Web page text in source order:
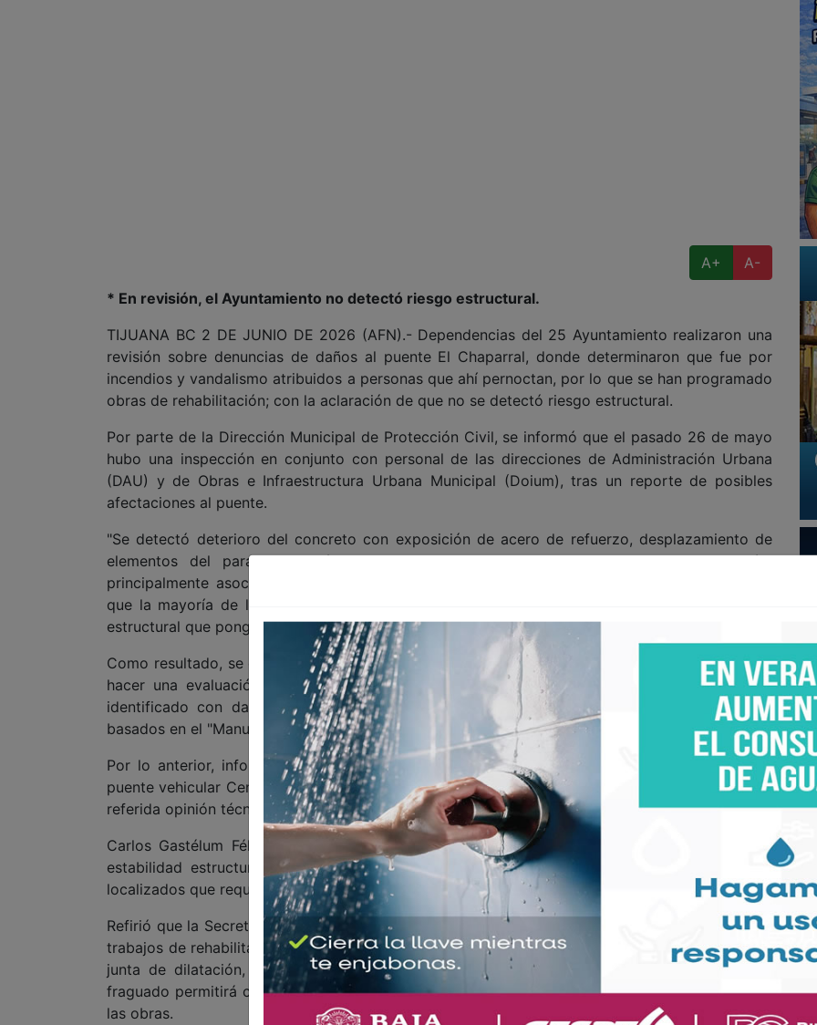
A+
A-
* En revisión, el Ayuntamiento no detectó riesgo estructural.
TIJUANA BC 2 DE JUNIO DE 2026 (AFN).- Dependencias del 25 Ayuntamiento realizaron una
revisión sobre denuncias de daños al puente El Chaparral, donde determinaron que fue por
incendios y vandalismo atribuidos a personas que ahí pernoctan, por lo que se han programado
obras de rehabilitación; con la aclaración de que no se detectó riesgo estructural.
Por parte de la Dirección Municipal de Protección Civil, se informó que el pasado 26 de mayo
hubo una inspección en conjunto con personal de las direcciones de Administración Urbana
(DAU) y de Obras e Infraestructura Urbana Municipal (Doium), tras un reporte de posibles
afectaciones al puente.
"Se detectó deterioro del concreto con exposición de acero de refuerzo, desplazamiento de
elementos del parapeto metálico y daños en componentes de la junta de dilatación,
principalmente asociados a incendios previos y vandalismo", se indicó, aunque determinaron
que la mayoría de las trabes siguen en su posición original "y que no existe una afectación
estructural que ponga en riesgo a la población".
Como resultado, se dio a conocer, Protección Civil emitió una opinión técnica y recomendaron
hacer una evaluación especializada, dar mantenimiento a la junta de dilatación y al apoyo
identificado con daños, y tomar medidas para evitar el acceso de indigentes en la zona,
basados en el "Manual para Conservación de Puentes y Estructuras Similares 2018".
Por lo anterior, informó el gobierno municipal, se realizarán acciones de rehabilitación en el
puente vehicular Centro Histórico–Puerta México conocido como "El Chaparral", derivado de la
referida opinión técnica de Protección Civil.
Carlos Gastélum Félix, titular de la Doium, reiteró que las afectaciones no comprometen la
estabilidad estructural del puente ni representan un riesgo para la gente, pues son daños
localizados que requieren mantenimiento correctivo y preventivo.
Refirió que la Secretaría de Desarrollo Territorial y Urbano (SDTU), a través de la Doium, harán
trabajos de rehabilitación consistentes en la demolición de una sección de losa para reponer la
junta de dilatación, así como el colado de concreto hidráulico acelerado, cuyo tiempo de
fraguado permitirá concluir la obra en un periodo estimado de ocho días a partir del inicio de
las obras.